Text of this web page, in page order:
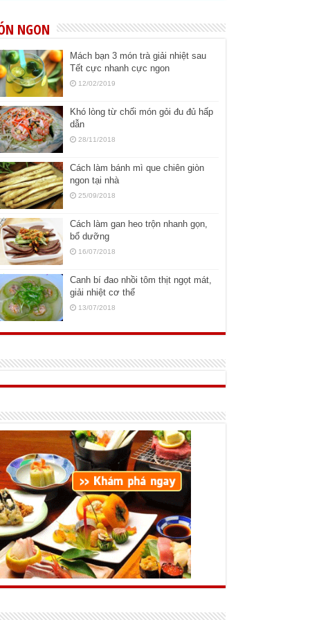
NGON
Mách bạn 3 món trà giải nhiệt sau
Tết cực nhanh cực ngon
12/02/2019
Khó lòng từ chối món gỏi đu đủ hấp
dẫn
28/11/2018
Cách làm bánh mì que chiên giòn
ngon tại nhà
25/09/2018
Cách làm gan heo trộn nhanh gọn,
bổ dưỡng
16/07/2018
Canh bí đao nhồi tôm thịt ngọt mát,
giải nhiệt cơ thể
13/07/2018